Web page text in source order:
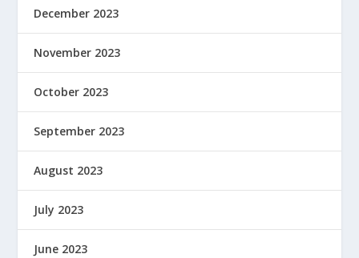
December 2023
November 2023
October 2023
September 2023
August 2023
July 2023
June 2023